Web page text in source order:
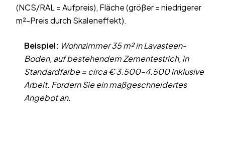
(NCS/RAL = Aufpreis), Fläche (größer = niedrigerer
m²-Preis durch Skaleneffekt).
Beispiel: Wohnzimmer 35 m² in Lavasteen-
Boden, auf bestehendem Zementestrich, in
Standardfarbe = circa € 3.500–4.500 inklusive
Arbeit. Fordern Sie ein maßgeschneidertes
Angebot an.